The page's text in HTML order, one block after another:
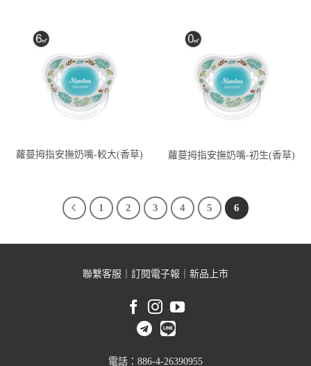
蘿蔓拇指安撫奶嘴-較大(香草) 蘿蔓拇指安撫奶嘴-初生(香草)
1 2 3 4 5 6
聯繫客服 訂閱電子報 新品上市
電話：886-4-26390955